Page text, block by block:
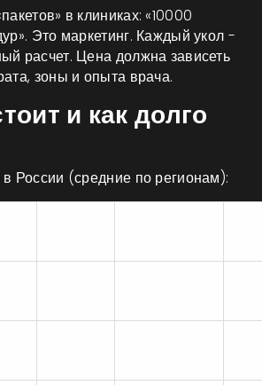
в клиниках: «10000
Это маркетинг. Каждый укол -
расчет. Цена должна зависеть
зоны и опыта врача.
и как долго
России (средние по регионам):